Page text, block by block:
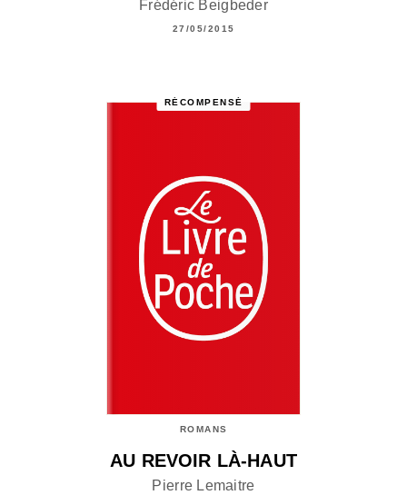
Frédéric Beigbeder
27/05/2015
RÉCOMPENSÉ
ROMANS
AU REVOIR LÀ-HAUT
Pierre Lemaitre